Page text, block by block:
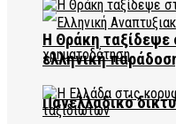
Πανελλαδικό
Η Θράκη ταξίδεψε
ελληνική